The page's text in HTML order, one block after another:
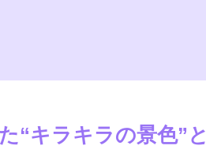
“キラキラの景色”と